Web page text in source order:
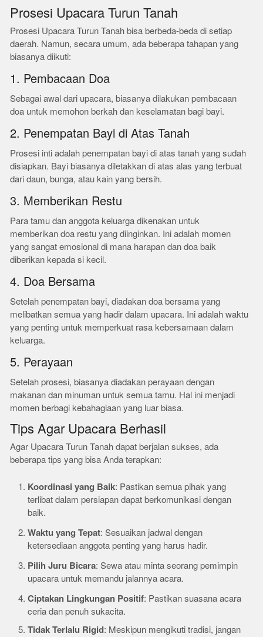
Prosesi Upacara Turun Tanah
Prosesi Upacara Turun Tanah bisa berbeda-beda di setiap
daerah. Namun, secara umum, ada beberapa tahapan yang
biasanya diikuti:
1. Pembacaan Doa
Sebagai awal dari upacara, biasanya dilakukan pembacaan
doa untuk memohon berkah dan keselamatan bagi bayi.
2. Penempatan Bayi di Atas Tanah
Prosesi inti adalah penempatan bayi di atas tanah yang sudah
disiapkan. Bayi biasanya diletakkan di atas alas yang terbuat
dari daun, bunga, atau kain yang bersih.
3. Memberikan Restu
Para tamu dan anggota keluarga dikenakan untuk
memberikan doa restu yang diinginkan. Ini adalah momen
yang sangat emosional di mana harapan dan doa baik
diberikan kepada si kecil.
4. Doa Bersama
Setelah penempatan bayi, diadakan doa bersama yang
melibatkan semua yang hadir dalam upacara. Ini adalah waktu
yang penting untuk memperkuat rasa kebersamaan dalam
keluarga.
5. Perayaan
Setelah prosesi, biasanya diadakan perayaan dengan
makanan dan minuman untuk semua tamu. Hal ini menjadi
momen berbagi kebahagiaan yang luar biasa.
Tips Agar Upacara Berhasil
Agar Upacara Turun Tanah dapat berjalan sukses, ada
beberapa tips yang bisa Anda terapkan:
Koordinasi yang Baik: Pastikan semua pihak yang
terlibat dalam persiapan dapat berkomunikasi dengan
baik.
Waktu yang Tepat: Sesuaikan jadwal dengan
ketersediaan anggota penting yang harus hadir.
Pilih Juru Bicara: Sewa atau minta seorang pemimpin
upacara untuk memandu jalannya acara.
Ciptakan Lingkungan Positif: Pastikan suasana acara
ceria dan penuh sukacita.
Tidak Terlalu Rigid: Meskipun mengikuti tradisi, jangan